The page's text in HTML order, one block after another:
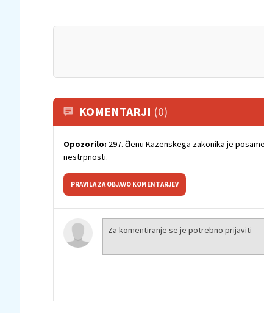
KOMENTARJI (0)
Opozorilo: 297. členu Kazenskega zakonika je
nestrpnosti.
PRAVILA ZA OBJAVO KOMENTARJEV